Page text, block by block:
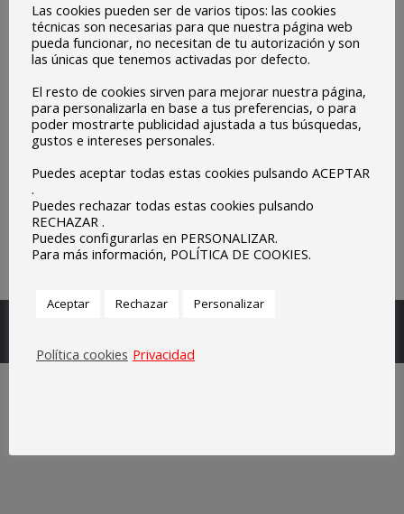
Las cookies pueden ser de varios tipos: las cookies
técnicas son necesarias para que nuestra página web
pueda funcionar, no necesitan de tu autorización y son
las únicas que tenemos activadas por defecto.
El resto de cookies sirven para mejorar nuestra página,
para personalizarla en base a tus preferencias, o para
poder mostrarte publicidad ajustada a tus búsquedas,
gustos e intereses personales.
Puedes aceptar todas estas cookies pulsando ACEPTAR
.
Puedes rechazar todas estas cookies pulsando
RECHAZAR .
Puedes configurarlas en PERSONALIZAR.
Para más información, POLÍTICA DE COOKIES.
Aceptar Rechazar Personalizar
Política cookies Privacidad